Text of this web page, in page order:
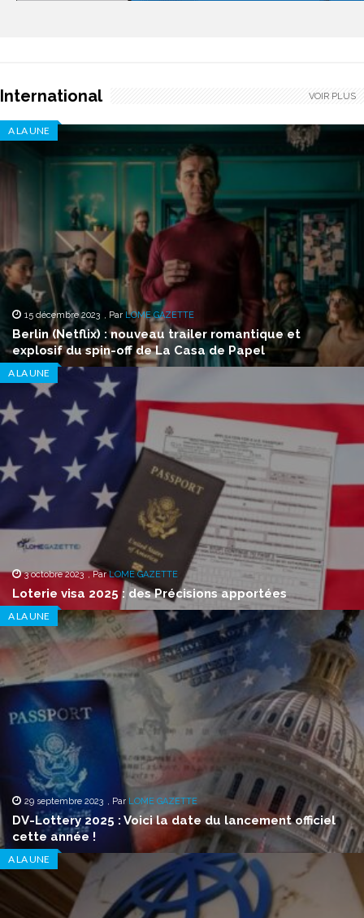
International
A LA UNE
15 décembre 2023 , Par LOME GAZETTE
Berlin (Netflix) : nouveau trailer romantique et
explosif du spin-off de La Casa de Papel
A LA UNE
3 octobre 2023 ,ParLOME GAZETTE
Loterie visa 2025 : des Précisions apportées
A LA UNE
29 septembre 2023 Par LOME GAZETTE
DV-Lottery 2025 : Voici la date du lancement officiel
cette année !
A LA UNE
VOIR PLUS